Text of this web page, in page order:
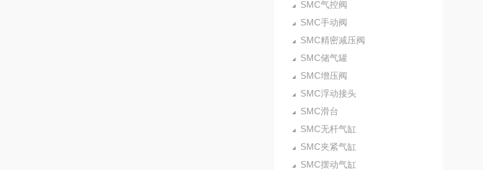
SMC气控阀
SMC手动阀
SMC精密减压阀
SMC储气罐
SMC增压阀
SMC浮动接头
SMC滑台
SMC无杆气缸
SMC夹紧气缸
SMC摆动气缸